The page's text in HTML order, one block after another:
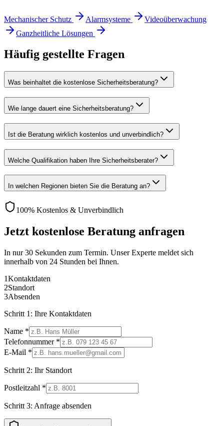
Mechanischer Schutz Alarmsysteme
Videoüberwachung
Ganzheitliche Lösungen
Häufig gestellte Fragen
Was beinhaltet die kostenlose Sicherheitsberatung?
Wie lange dauert eine Sicherheitsberatung?
Ist die Beratung wirklich kostenlos und unverbindlich?
Welche Qualifikation haben Ihre Sicherheitsberater?
In welchen Regionen bieten Sie die Beratung an?
100% Kostenlos & Unverbindlich
Jetzt kostenlose Beratung anfragen
In nur 30 Sekunden zum Termin. Unser Experte meldet sich
innerhalb von 24 Stunden bei Ihnen.
1Kontaktdaten
2Standort
3Absenden
Schritt 1: Ihre Kontaktdaten
Name *
Telefonnummer *
E-Mail *
Schritt 2: Ihr Standort
Postleitzahl *
Schritt 3: Anfrage absenden